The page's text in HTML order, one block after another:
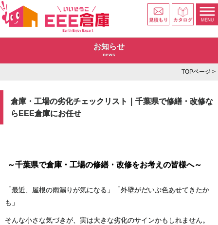
お知らせ
news
TOPページ >
倉庫・工場の劣化チェックリスト｜千葉県で修繕・改修な
らEEE倉庫にお任せ
～千葉県で倉庫・工場の修繕・改修をお考えの皆様へ～
「最近、屋根の雨漏りが気になる」「外壁がだいぶ色あせてきたか
も」
そんな小さな気づきが、実は大きな劣化のサインかもしれません。